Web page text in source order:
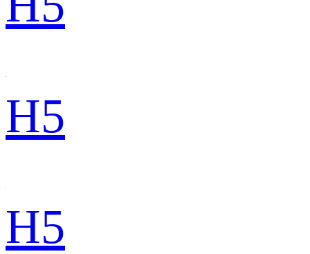
H5
H5